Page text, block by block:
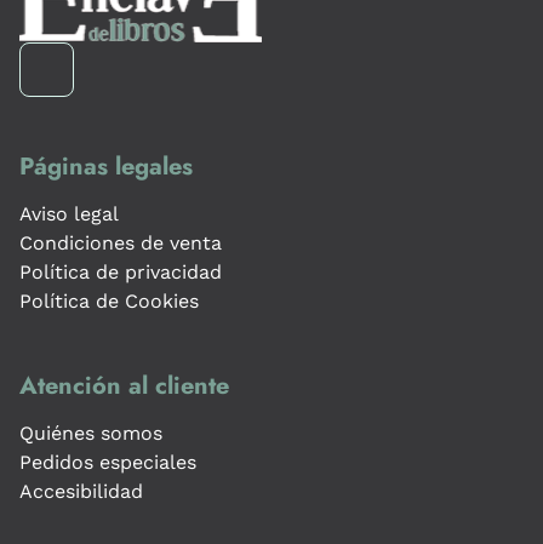
Páginas legales
Aviso legal
Condiciones de venta
Política de privacidad
Política de Cookies
Atención al cliente
Quiénes somos
Pedidos especiales
Accesibilidad